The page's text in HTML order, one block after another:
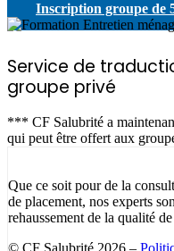
Inscription groupe de
Service de
groupe privé
*** CF Salubrité a
qui peut être offert aux
Que ce soit pour de la
de placement, nos experts
rehaussement de la qualité